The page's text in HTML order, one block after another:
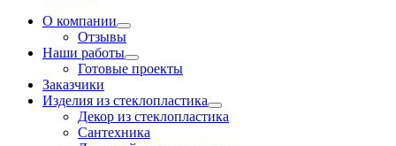
О компании
Отзывы
Наши работы
Готовые проекты
Заказчики
Изделия из стеклопластика
Декор из стеклопластика
Сантехника